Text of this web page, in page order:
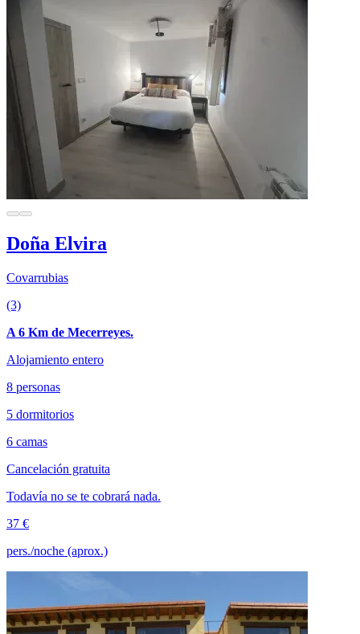
Doña Elvira
Covarrubias
(3)
A 6 Km de Mecerreyes.
Alojamiento entero
8 personas
5 dormitorios
6 camas
Cancelación gratuita
Todavía no se te cobrará nada.
37 €
pers./noche (aprox.)